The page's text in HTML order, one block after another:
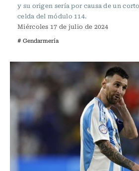
y su origen sería por causa de un
celda del módulo 114.
Miércoles 17 de julio de 2024
# Gendarmería